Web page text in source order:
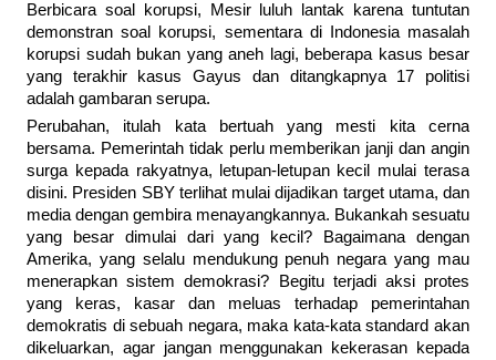
Berbicara soal korupsi, Mesir luluh lantak karena tuntutan
demonstran soal korupsi, sementara di Indonesia masalah
korupsi sudah bukan yang aneh lagi, beberapa kasus besar
yang terakhir kasus Gayus dan ditangkapnya 17 politisi
adalah gambaran serupa.
Perubahan, itulah kata bertuah yang mesti kita cerna
bersama. Pemerintah tidak perlu memberikan janji dan angin
surga kepada rakyatnya, letupan-letupan kecil mulai terasa
disini. Presiden SBY terlihat mulai dijadikan target utama, dan
media dengan gembira menayangkannya. Bukankah sesuatu
yang besar dimulai dari yang kecil? Bagaimana dengan
Amerika, yang selalu mendukung penuh negara yang mau
menerapkan sistem demokrasi? Begitu terjadi aksi protes
yang keras, kasar dan meluas terhadap pemerintahan
demokratis di sebuah negara, maka kata-kata standard akan
dikeluarkan, agar jangan menggunakan kekerasan kepada